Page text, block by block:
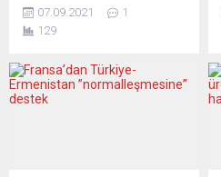
verdi: “Avrupa’daki atık
üreticileri, atık toplama-
ayırma firmaları atığın
yapıldığına çok da
bakmadan para olarak
07.09.2021
1
129